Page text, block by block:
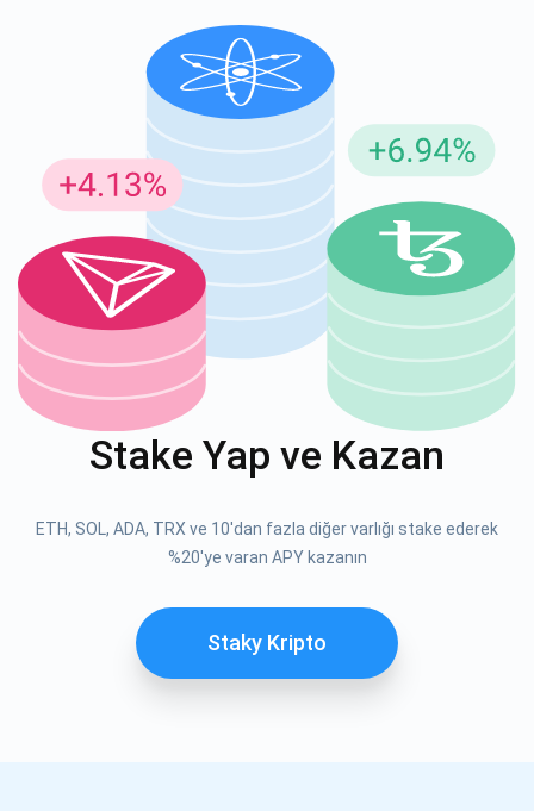
Stake Yap ve Kazan
ETH, SOL, ADA, TRX ve 10'dan fazla diğer varlığı stake ederek
%20'ye varan APY kazanın
Staky Kripto
Atomic
1000.000
ABONE OL
support@atomicwallet.io
YouTube'umuza göz atın
Güncellemeler için Abone Ol
En son proje güncellemelerini ve kripto kılavuzlarını ilk alan
siz olun